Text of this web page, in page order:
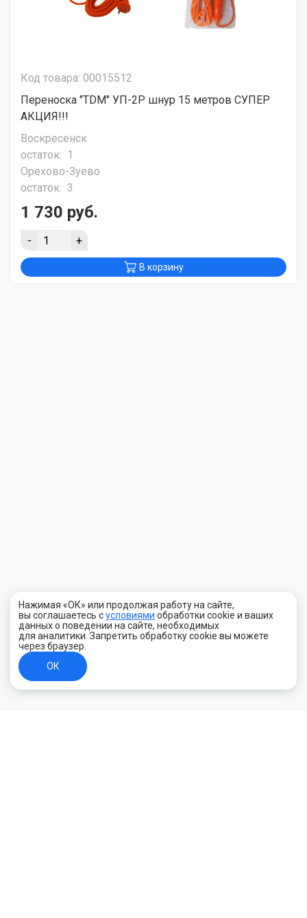
Код товара: 00015512
Переноска "TDM" УП-2Р шнур 15 метров СУПЕР
АКЦИЯ!!!
Воскресенск
остаток: 1
Орехово-Зуево
остаток: 3
1 730 руб.
- +
В корзину
Нажимая «ОК» или продолжая работу на сайте,
вы соглашаетесь сусловиями обработки cookie и ваших
данных о поведении на сайте, необходимых
для аналитики. Запретить обработку cookie вы можете
через браузер.
ОК